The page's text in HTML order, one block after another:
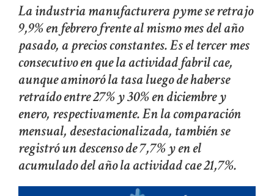
La industria manufacturera pyme se retrajo
9,9% en febrero frente al mismo mes del año
pasado, a precios constantes. Es el tercer mes
consecutivo en que la actividad fabril cae,
aunque aminoró la tasa luego de haberse
retraído entre 27% y 30% en diciembre y
enero, respectivamente. En la comparación
mensual, desestacionalizada, también se
registró un descenso de 7,7% y en el
acumulado del año la actividad cae 21,7%.